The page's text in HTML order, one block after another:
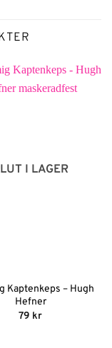
I LAGER
Kaptenkeps – Hugh
Hefner
79 kr